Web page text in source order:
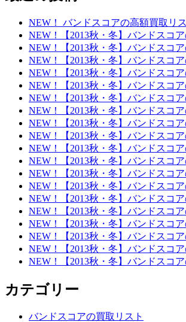
NEW！ バンドスコアの高額買取リ
NEW！【2013秋・冬】バンドスコ
NEW！【2013秋・冬】バンドスコ
NEW！【2013秋・冬】バンドスコ
NEW！【2013秋・冬】バンドスコ
NEW！【2013秋・冬】バンドスコ
NEW！【2013秋・冬】バンドスコ
NEW！【2013秋・冬】バンドスコ
NEW！【2013秋・冬】バンドスコ
NEW！【2013秋・冬】バンドスコ
NEW！【2013秋・冬】バンドスコ
NEW！【2013秋・冬】バンドスコ
NEW！【2013秋・冬】バンドスコ
NEW！【2013秋・冬】バンドスコ
NEW！【2013秋・冬】バンドスコ
NEW！【2013秋・冬】バンドスコ
NEW！【2013秋・冬】バンドスコ
NEW！【2013秋・冬】バンドスコ
NEW！【2013秋・冬】バンドスコ
NEW！【2013秋・冬】バンドスコ
カテゴリー
バンドスコアの買取リスト